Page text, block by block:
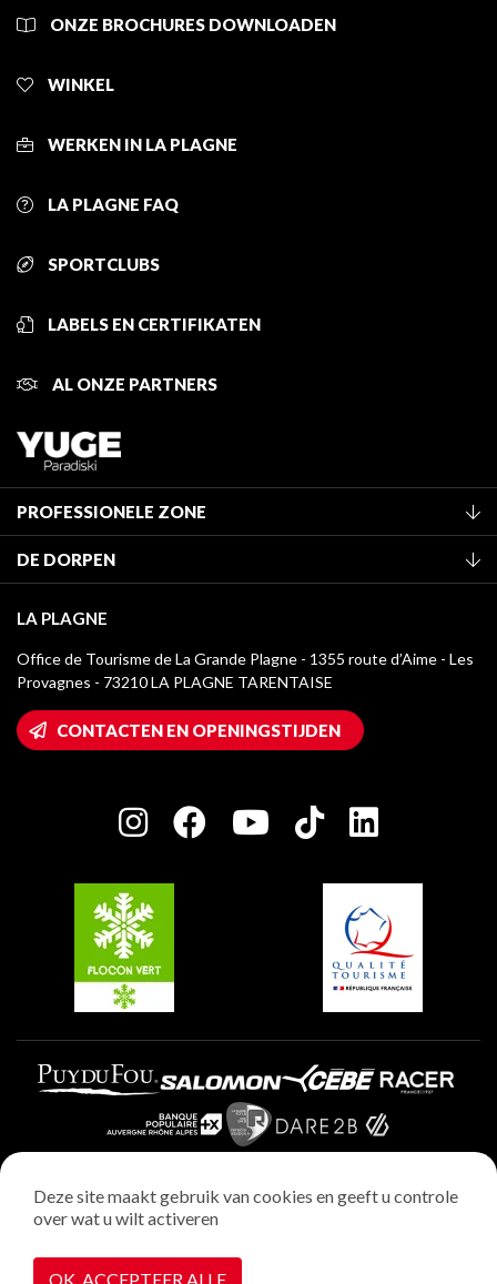
ONZE BROCHURES DOWNLOADEN
WINKEL
WERKEN IN LA PLAGNE
LA PLAGNE FAQ
SPORTCLUBS
LABELS EN CERTIFIKATEN
AL ONZE PARTNERS
PROFESSIONELE ZONE
Classificatie van de gemeubileerde accommodaties
Verblijfstaks
Mediatheek
La Plagne logo's
Wifi toegang
Huis van de eigenaar
Charter van toegewijde spelers
DE DORPEN
Champagny-en-Vanoise
Montchavin - Les Coches
Plagne 1800
Plagne Villages
Plagne Aime 2000
LA PLAGNE
Office de Tourisme de La Grande Plagne - 1355 route d’Aime - Les
Provagnes - 73210 LA PLAGNE TARENTAISE
CONTACTEN EN OPENINGSTIJDEN
Wettelijke vermeldingen
Privacybeleid
Deze site maakt gebruik van cookies en geeft u controle
over wat u wilt activeren
OK, ACCEPTEER ALLE